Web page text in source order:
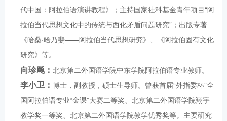
代中国：阿拉伯语演讲教程》；主持国家社科基金青年项目“阿
拉伯当代思想文化中的传统与西化矛盾问题研究”；出版专著
《哈桑·哈乃斐——阿拉伯当代思想研究》、《阿拉伯固有文化
研究》等。
向珍飚： 北京第二外国语学院中东学院阿拉伯语专业教师。
李小卫： 博士，副教授，硕士生导师。曾获首届“外指委杯”全
国阿拉伯语专业“金课”大赛二等奖、北京第二外国语学院翔宇
教学奖一等奖、北京第二外国语学院教学优秀奖等。主要研究